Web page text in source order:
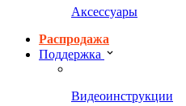
Аксессуары
Распродажа
Поддержка
Видеоинструкции